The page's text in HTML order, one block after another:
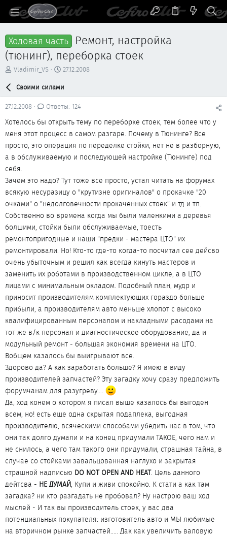
Ходовая часть Ремонт, настройка
(тюнинг), переборка стоек
А
о
р
е
м
ы
Vladimir_VS
Д
т
а
н
ч
а
л
а
27.12.2008
Своими силами
27.12.2008
Ответы: 124
Хотелось бы открыть тему по переборке стоек, тем более что у
меня этот процесс в самом разгаре. Почему в Тюнинге? Все
просто, это операция по переделке стойки, нет не в разборную,
а в обслуживаемую и последующей настройке (Тюнинге) под
себя.
Зачем это надо? Тут тоже все просто, устал читать на форумах
всякую несуразицу о "крутизне оригиналов" о прокачке "20
очками" о "недолговечности прокаченных стоек" и тд и тп.
Собственно во времена когда мы были маленкими а деревья
болшими, стойки были обслуживаемые, тоесть
ремонтопригодные и наши "предки - мастера ЦТО" их
ремонтировали. Но! Кто-то где-то когда-то посчитал сее дейсво
очень убыточным и решил как всегда кинуть мастеров и
заменить их роботами в производственном цикле, а в ЦТО
лицами с минимальным окладом. Подобный план, мудр и
приносит производителям комплектующих гораздо больше
прибыли, а производителям авто меньше хлопот с высоко
квалифицированным персоналом и накладными расодами на
тот же в/к персонал и диагностическое оборудование, да и
модульный ремонт - большая экономия времени на ЦТО.
Вобщем казалось бы выигрывают все.
Здорово да? А как заработать больше? Я имею в виду
производителей запчастей? Эту загадку хочу сразу предложить
форумчанам для разугреву....
Да, ход конем о котором я писал выше казалось бы выгоден
всем, но! есть еще одна скрытая подаплека, выгодная
производителю, всяческими способами убедить нас в том, что
они так долго думали и на конец придумали ТАКОЕ, чего нам и
не снилось, а чего там такого они придумали, страшная тайна, в
случае со стойками завальцованная наглухо и закрытая
страшной надписью DO NOT OPEN AND HEAT. Цель данного
дейтсва - НЕ ДУМАЙ, Купи и живи спокойно. К стати а как там
загадка? ни кто разгадать не пробовал? Ну настрою ваш ход
мыслей - И так вы производитель стоек, у вас два
потенциальных покупателя: изготовитель авто и МЫ любимые
на вторичном рынке запчастей..... Дак как увеличить валовую